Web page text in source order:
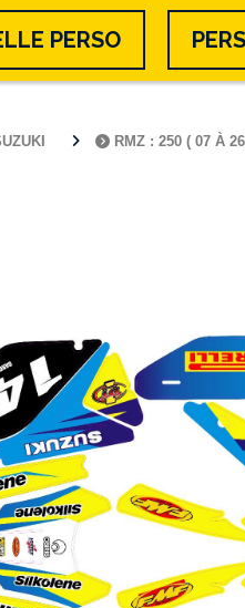
PERSO
RMZ : 250 ( 07 À